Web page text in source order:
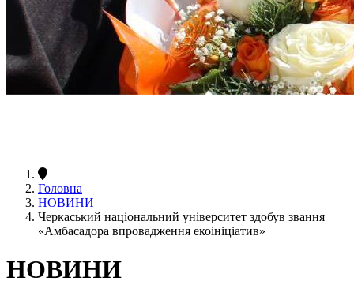
Головна
НОВИНИ
Черкаський національний університет здобув звання
«Амбасадора впровадження екоініціатив»
НОВИНИ